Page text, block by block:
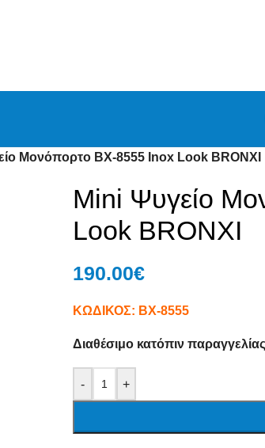
Μονόπορτο ΒΧ-8555 Inox Look BRONXI
Mini Ψυγείο
Look BRONXI
190.00€
ΚΩΔΙΚΟΣ: BX-8555
Διαθέσιμο κατόπιν παραγγελίας
- +